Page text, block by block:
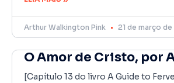
Arthur Walkington Pink 21 de março de
O Amor de Cristo, por
[Capítulo 13 do livro A Guide to